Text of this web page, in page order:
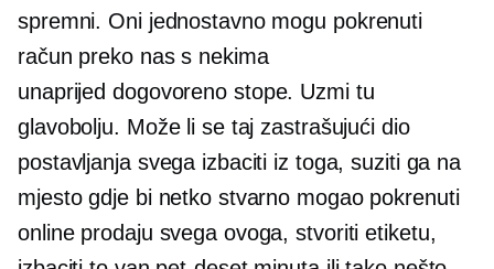
spremni. Oni jednostavno mogu pokrenuti
račun preko nas s nekima
unaprijed dogovoreno stope. Uzmi tu
glavobolju. Može li se taj zastrašujući dio
postavljanja svega izbaciti iz toga, suziti ga na
mjesto gdje bi netko stvarno mogao pokrenuti
online prodaju svega ovoga, stvoriti etiketu,